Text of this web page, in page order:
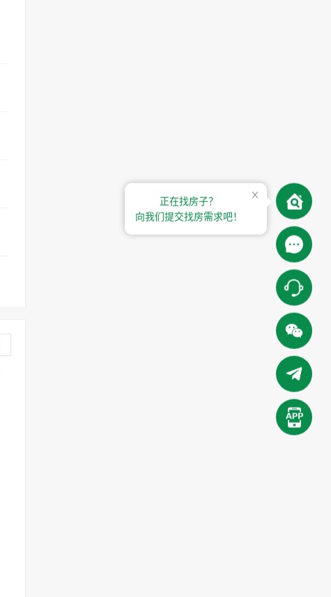
正在找房子？
向我们提交找房需求吧！